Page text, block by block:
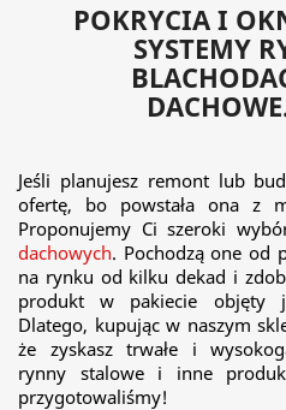
POKRYCIA I
SYSTEMY
Jeśli planujesz remont lub
ofertę, bo powstała ona z
Proponujemy Ci szeroki
dachowych. Pochodzą one od
na rynku od kilku dekad i
produkt w pakiecie objęty
Dlatego, kupując w naszym
że zyskasz trwałe i
rynny stalowe i inne
przygotowaliśmy!